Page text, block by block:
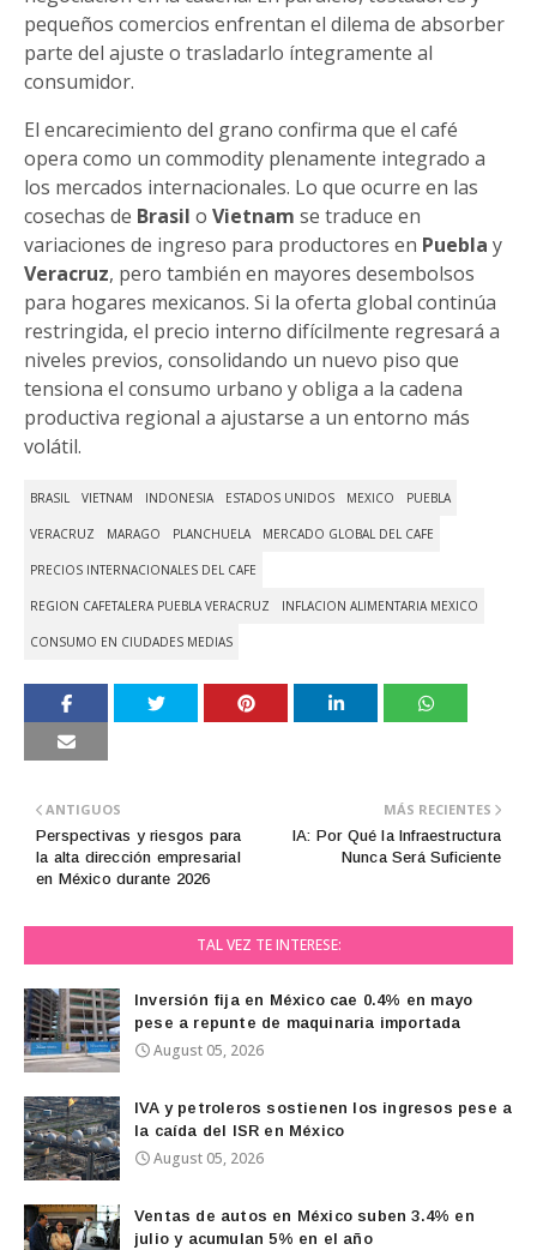
pequeños comercios enfrentan el dilema de absorber
parte del ajuste o trasladarlo íntegramente al
consumidor.
El encarecimiento del grano confirma que el café
opera como un commodity plenamente integrado a
los mercados internacionales. Lo que ocurre en las
cosechas de Brasil o Vietnam se traduce en
variaciones de ingreso para productores en Puebla y
Veracruz, pero también en mayores desembolsos
para hogares mexicanos. Si la oferta global continúa
restringida, el precio interno difícilmente regresará a
niveles previos, consolidando un nuevo piso que
tensiona el consumo urbano y obliga a la cadena
productiva regional a ajustarse a un entorno más
volátil.
BRASIL VIETNAM INDONESIA ESTADOS UNIDOS MEXICO PUEBLA
VERACRUZ MARAGO PLANCHUELA MERCADO GLOBAL DEL CAFE
PRECIOS INTERNACIONALES DEL CAFE
REGION CAFETALERA PUEBLA VERACRUZ INFLACION ALIMENTARIA MEXICO
CONSUMO EN CIUDADES MEDIAS
MÁS RECIENTES
IA: Por Qué la Infraestructura
Nunca Será Suficiente
ANTIGUOS
Perspectivas y riesgos para
la alta dirección empresarial
en México durante 2026
TAL VEZ TE INTERESE:
Inversión fija en México cae 0.4% en mayo
pese a repunte de maquinaria importada
August 05, 2026
IVA y petroleros sostienen los ingresos pese a
la caída del ISR en México
August 05, 2026
Ventas de autos en México suben 3.4% en
julio y acumulan 5% en el año